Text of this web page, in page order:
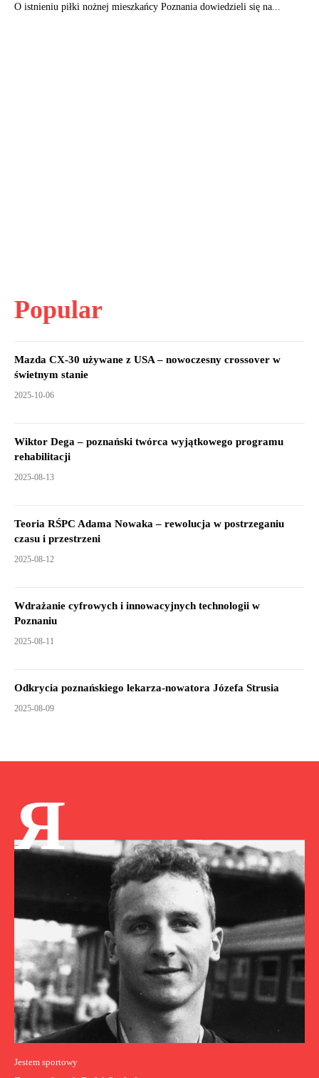
O istnieniu piłki nożnej mieszkańcy Poznania dowiedzieli się na...
Popular
Mazda CX-30 używane z USA – nowoczesny crossover w
świetnym stanie
2025-10-06
Wiktor Dega – poznański twórca wyjątkowego programu
rehabilitacji
2025-08-13
Teoria RŚPC Adama Nowaka – rewolucja w postrzeganiu
czasu i przestrzeni
2025-08-12
Wdrażanie cyfrowych i innowacyjnych technologii w
Poznaniu
2025-08-11
Odkrycia poznańskiego lekarza-nowatora Józefa Strusia
2025-08-09
Я
Jestem sportowy